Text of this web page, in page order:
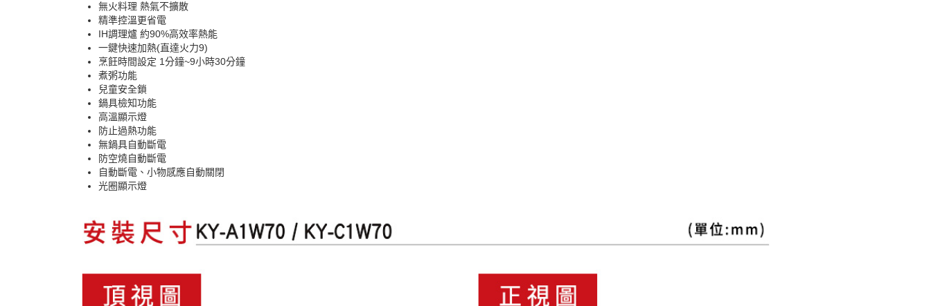
無火料理 熱氣不擴散
精準控溫更省電
IH調理爐 約90%高效率熱能
一鍵快速加熱(直達火力9)
烹飪時間設定 1分鐘~9小時30分鐘
煮粥功能
兒童安全鎖
鍋具檢知功能
高溫顯示燈
防止過熱功能
無鍋具自動斷電
防空燒自動斷電
自動斷電、小物感應自動關閉
光圈顯示燈